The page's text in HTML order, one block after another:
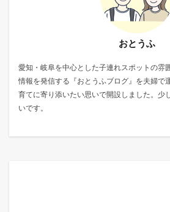
おとうふ
愛知・岐阜を中心とした子連れスポットの雰
情報を発信する『おとうふブログ』を夫婦で
育てに寄り添いたい思いで開設しました。少
いです。